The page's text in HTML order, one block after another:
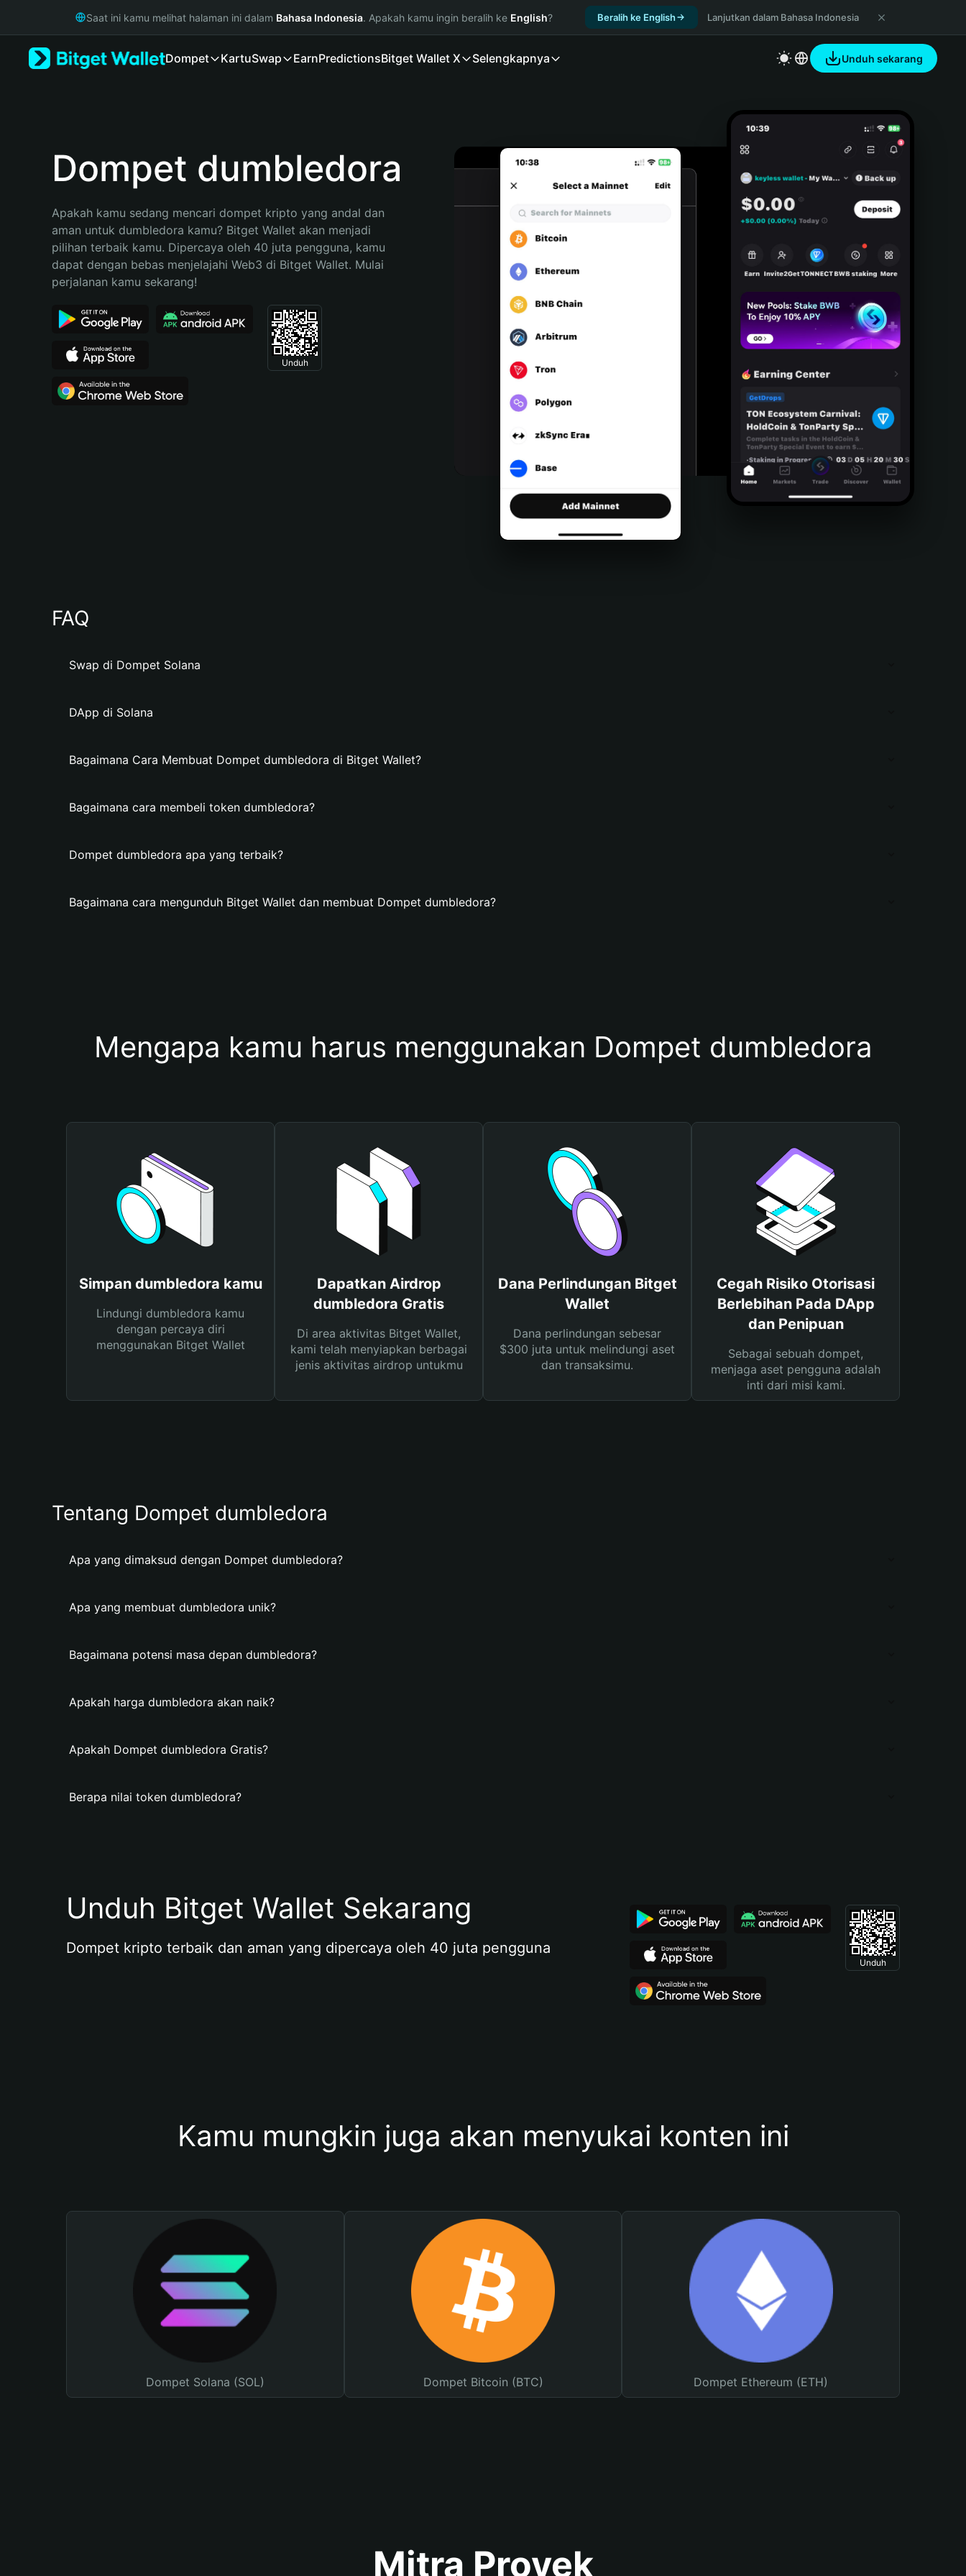
Русский
Bahasa Indonesia
Español (Argentina)
Saat ini kamu melihat halaman ini dalam Bahasa Indonesia. Apakah kamu ingin beralih ke English? Beralih ke English Lanjutkan dalam Bahasa Indonesia
Dompet KartuSwap EarnPredictionsBitget Wallet X Selengkapnya Unduh sekarang
Dompet dumbledora
Apakah kamu sedang mencari dompet kripto yang andal dan
aman untuk dumbledora kamu? Bitget Wallet akan menjadi
pilihan terbaik kamu. Dipercaya oleh 40 juta pengguna, kamu
dapat dengan bebas menjelajahi Web3 di Bitget Wallet. Mulai
perjalanan kamu sekarang!
Unduh
FAQ
Swap di Dompet Solana
DApp di Solana
Bagaimana Cara Membuat Dompet dumbledora di Bitget Wallet?
Bagaimana cara membeli token dumbledora?
Dompet dumbledora apa yang terbaik?
Bagaimana cara mengunduh Bitget Wallet dan membuat Dompet dumbledora?
Mengapa kamu harus menggunakan Dompet dumbledora
Simpan dumbledora kamu
Lindungi dumbledora kamu
dengan percaya diri
menggunakan Bitget Wallet
Dapatkan Airdrop
dumbledora Gratis
Di area aktivitas Bitget Wallet,
kami telah menyiapkan berbagai
jenis aktivitas airdrop untukmu
Dana Perlindungan Bitget
Wallet
Dana perlindungan sebesar
$300 juta untuk melindungi aset
dan transaksimu.
Cegah Risiko Otorisasi
Berlebihan Pada DApp
dan Penipuan
Sebagai sebuah dompet,
menjaga aset pengguna adalah
inti dari misi kami.
Tentang Dompet dumbledora
Apa yang dimaksud dengan Dompet dumbledora?
Apa yang membuat dumbledora unik?
Bagaimana potensi masa depan dumbledora?
Apakah harga dumbledora akan naik?
Apakah Dompet dumbledora Gratis?
Berapa nilai token dumbledora?
Unduh Bitget Wallet Sekarang
Dompet kripto terbaik dan aman yang dipercaya oleh 40 juta pengguna
Unduh
Kamu mungkin juga akan menyukai konten ini
Dompet Solana (SOL) Dompet Bitcoin (BTC) Dompet Ethereum (ETH)
Mitra Proyek